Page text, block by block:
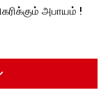
அபாயம் !